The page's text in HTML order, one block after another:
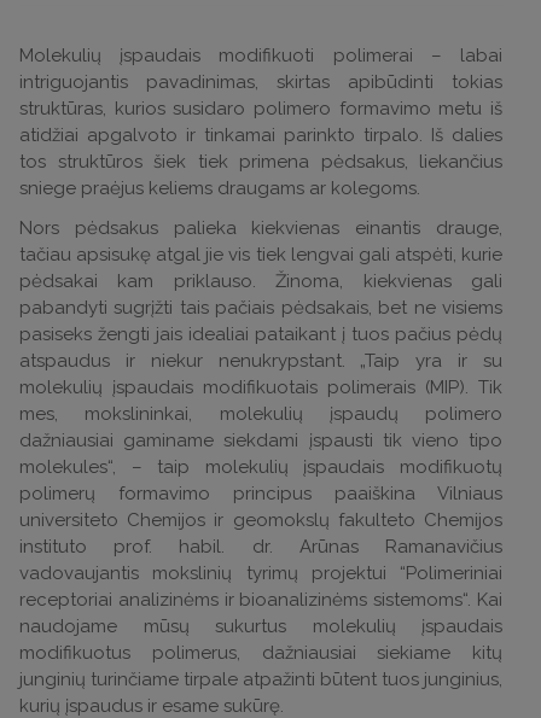
Molekulių įspaudais modifikuoti polimerai – labai
intriguojantis pavadinimas, skirtas apibūdinti tokias
struktūras, kurios susidaro polimero formavimo metu iš
atidžiai apgalvoto ir tinkamai parinkto tirpalo. Iš dalies
tos struktūros šiek tiek primena pėdsakus, liekančius
sniege praėjus keliems draugams ar kolegoms.
Nors pėdsakus palieka kiekvienas einantis drauge,
tačiau apsisukę atgal jie vis tiek lengvai gali atspėti, kurie
pėdsakai kam priklauso. Žinoma, kiekvienas gali
pabandyti sugrįžti tais pačiais pėdsakais, bet ne visiems
pasiseks žengti jais idealiai pataikant į tuos pačius pėdų
atspaudus ir niekur nenukrypstant. „Taip yra ir su
molekulių įspaudais modifikuotais polimerais (MIP). Tik
mes, mokslininkai, molekulių įspaudų polimero
dažniausiai gaminame siekdami įspausti tik vieno tipo
molekules“, – taip molekulių įspaudais modifikuotų
polimerų formavimo principus paaiškina Vilniaus
universiteto Chemijos ir geomokslų fakulteto Chemijos
instituto prof. habil. dr. Arūnas Ramanavičius
vadovaujantis mokslinių tyrimų projektui “Polimeriniai
receptoriai analizinėms ir bioanalizinėms sistemoms“. Kai
naudojame mūsų sukurtus molekulių įspaudais
modifikuotus polimerus, dažniausiai siekiame kitų
junginių turinčiame tirpale atpažinti būtent tuos junginius,
kurių įspaudus ir esame sukūrę.